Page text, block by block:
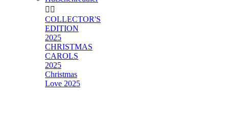
 
COLLECTOR'S
EDITION
2025
CHRISTMAS
CAROLS
2025
Christmas
Love 2025